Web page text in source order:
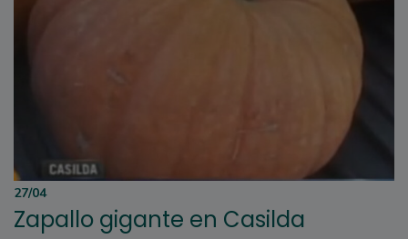
27/04
Zapallo gigante en Casilda